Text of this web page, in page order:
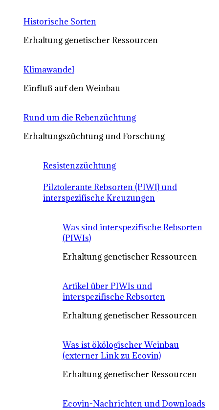
Historische Sorten
Erhaltung genetischer Ressourcen
Klimawandel
Einfluß auf den Weinbau
Rund um die Rebenzüchtung
Erhaltungszüchtung und Forschung
Resistenzzüchtung
Pilztolerante Rebsorten (PIWI) und
interspezifische Kreuzungen
Was sind interspezifische Rebsorten
(PIWIs)
Erhaltung genetischer Ressourcen
Artikel über PIWIs und
interspezifische Rebsorten
Erhaltung genetischer Ressourcen
Was ist ökölogischer Weinbau
(externer Link zu Ecovin)
Erhaltung genetischer Ressourcen
Ecovin-Nachrichten und Downloads